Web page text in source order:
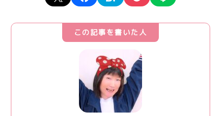
この記事を書いた人